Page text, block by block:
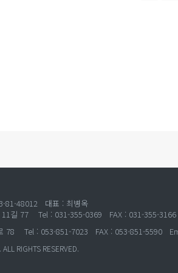
81-48012 대표 : 최병옥
11길 77 Tel : 031-355-0369 FAX : 031-355-
로 78 Tel : 053-851-7023 FAX : 053-851-5590
RIGHTS RESERVED.